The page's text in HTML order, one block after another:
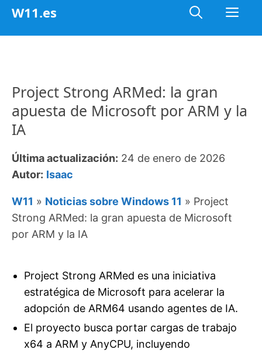
Saltar
W11.es
Project Strong ARMed: la gran
apuesta de Microsoft por ARM y la
IA
Última actualización: 24 de enero de 2026
Autor: Isaac
W11 » Noticias sobre Windows 11 » Project
Strong ARMed: la gran apuesta de Microsoft
por ARM y la IA
Project Strong ARMed es una iniciativa
estratégica de Microsoft para acelerar la
adopción de ARM64 usando agentes de IA.
El proyecto busca portar cargas de trabajo
x64 a ARM y AnyCPU, incluyendo